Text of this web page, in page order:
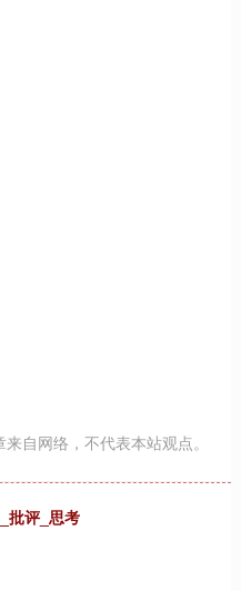
自网络，不代表本站观点。
批评_思考